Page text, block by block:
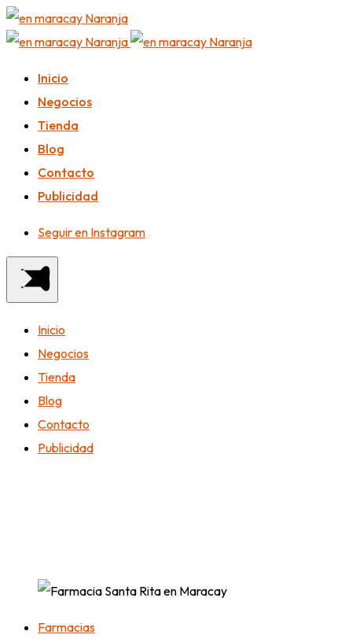
Inicio
Negocios
Tienda
Blog
Contacto
Publicidad
Seguir en Instagram
Inicio
Negocios
Tienda
Blog
Contacto
Publicidad
Farmacias